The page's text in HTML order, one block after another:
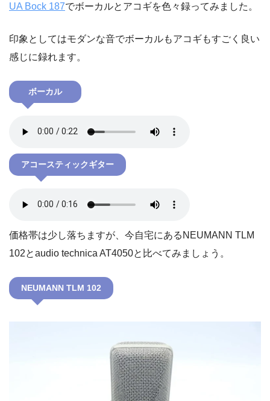
UA Bock 187でボーカルとアコギを色々録ってみました。
印象としてはモダンな音でボーカルもアコギもすごく良い
感じに録れます。
ボーカル
アコースティックギター
価格帯は少し落ちますが、今自宅にあるNEUMANN TLM
102とaudio technica AT4050と比べてみましょう。
NEUMANN TLM 102